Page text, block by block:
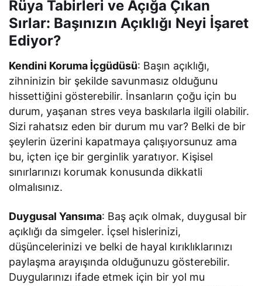
Rüya Tabirleri ve Açığa Çıkan
Sırlar: Başınızın Açıklığı Neyi İşaret
Ediyor?
Kendini Koruma İçgüdüsü: Başın açıklığı,
zihninizin bir şekilde savunmasız olduğunu
hissettiğini gösterebilir. İnsanların çoğu için bu
durum, yaşanan stres veya baskılarla ilgili olabilir.
Sizi rahatsız eden bir durum mu var? Belki de bir
şeylerin üzerini kapatmaya çalışıyorsunuz ama
bu, içten içe bir gerginlik yaratıyor. Kişisel
sınırlarınızı korumak konusunda dikkatli
olmalısınız.
Duygusal Yansıma: Baş açık olmak, duygusal bir
açıklığı da simgeler. İçsel hislerinizi,
düşüncelerinizi ve belki de hayal kırıklıklarınızı
paylaşma arayışında olduğunuzu gösterebilir.
Duygularınızı ifade etmek için bir yol mu